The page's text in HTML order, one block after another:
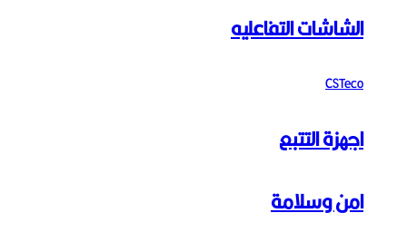
الشاشات التفاعليه
CSTeco
اجهزة التتبع
امن وسلامة